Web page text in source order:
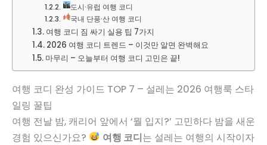
도시·유럽 여행 코디
국내 단풍·산 여행 코디
여행 코디 짐 싸기 실용 팁 7가지
2026 여행 코디 트렌드 – 이것만 알면 완벽해요
마무리 – 오늘부터 여행 코디 고민은 끝!
여행 코디 완성 가이드 TOP 7 – 설레는 2026 여행룩 스타
일링 꿀팁
여행 전날 밤, 캐리어 앞에서 ‘뭘 입지?’ 고민하다 밤을 새운
경험 있으신가요?
여행 코디는 설레는 여행의 시작이자